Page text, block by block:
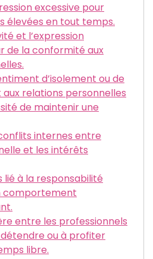
excessive pour
élevées en tout temps.
et l’expression
de la conformité aux
d’isolement ou de
relations personnelles
de maintenir une
internes entre
et les intérêts
lié à la responsabilité
comportement
entre les professionnels
ou à profiter
libre.